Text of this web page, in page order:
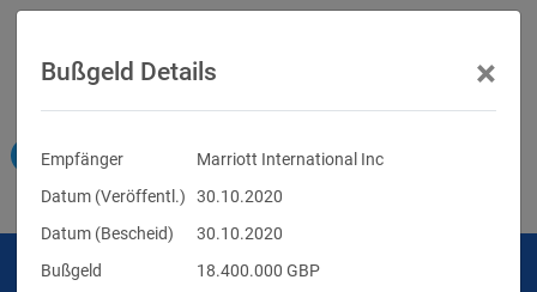
Bußgeld Details ×
Empfänger
Marriott International Inc
Datum (Veröffentl.)
30.10.2020
Datum (Bescheid)
30.10.2020
Bußgeld
18.400.000 GBP